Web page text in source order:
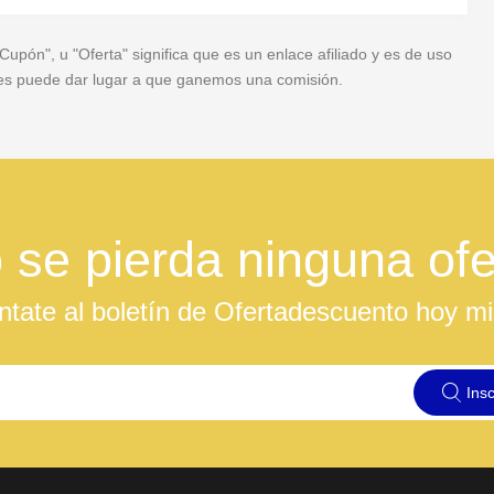
u "Oferta" significa que es un enlace afiliado y es de uso
puede dar lugar a que ganemos una comisión.
se pierda ninguna
al boletín de Ofertadescuento hoy